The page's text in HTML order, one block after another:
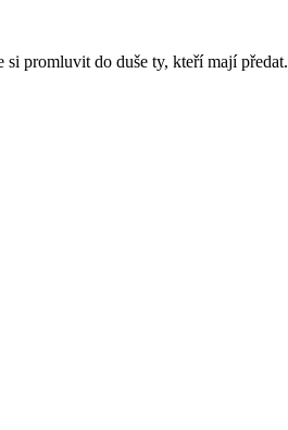
si promluvit do duše ty, kteří mají předat.